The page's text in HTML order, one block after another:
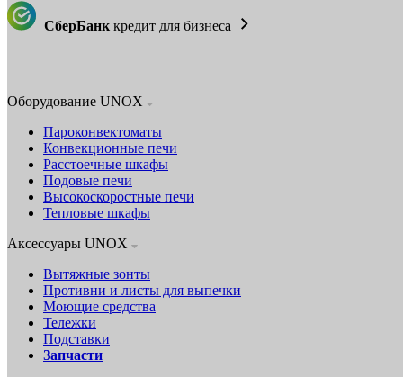
СберБанк кредит для бизнеса
Оборудование UNOX
Пароконвектоматы
Конвекционные печи
Расстоечные шкафы
Подовые печи
Высокоскоростные печи
Тепловые шкафы
Аксессуары UNOX
Вытяжные зонты
Противни и листы для выпечки
Моющие средства
Тележки
Подставки
Запчасти